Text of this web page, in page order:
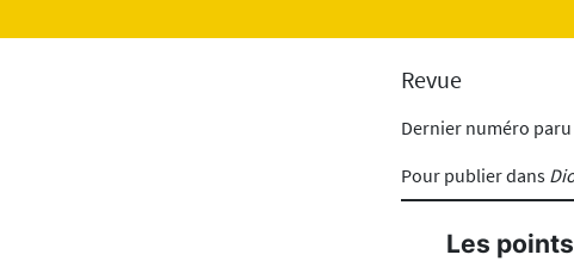
Revue
Dernier numéro paru
Pour publier dans
Les